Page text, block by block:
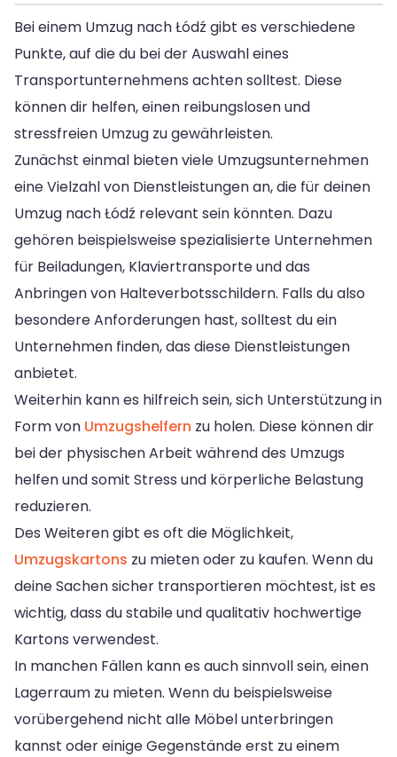
Bei einem Umzug nach Łódź gibt es verschiedene
Punkte, auf die du bei der Auswahl eines
Transportunternehmens achten solltest. Diese
können dir helfen, einen reibungslosen und
stressfreien Umzug zu gewährleisten.
Zunächst einmal bieten viele Umzugsunternehmen
eine Vielzahl von Dienstleistungen an, die für deinen
Umzug nach Łódź relevant sein könnten. Dazu
gehören beispielsweise spezialisierte Unternehmen
für Beiladungen, Klaviertransporte und das
Anbringen von Halteverbotsschildern. Falls du also
besondere Anforderungen hast, solltest du ein
Unternehmen finden, das diese Dienstleistungen
anbietet.
Weiterhin kann es hilfreich sein, sich Unterstützung in
Form von Umzugshelfern zu holen. Diese können dir
bei der physischen Arbeit während des Umzugs
helfen und somit Stress und körperliche Belastung
reduzieren.
Des Weiteren gibt es oft die Möglichkeit,
Umzugskartons zu mieten oder zu kaufen. Wenn du
deine Sachen sicher transportieren möchtest, ist es
wichtig, dass du stabile und qualitativ hochwertige
Kartons verwendest.
In manchen Fällen kann es auch sinnvoll sein, einen
Lagerraum zu mieten. Wenn du beispielsweise
vorübergehend nicht alle Möbel unterbringen
kannst oder einige Gegenstände erst zu einem